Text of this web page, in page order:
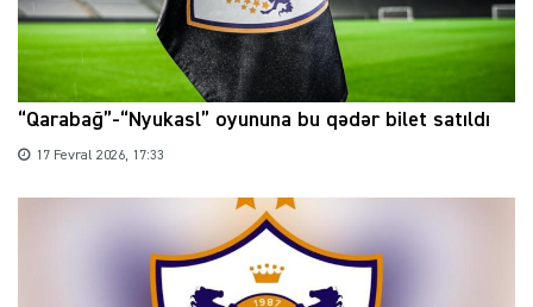
“Qarabağ”-“Nyukasl” oyununa bu qədər bilet satıldı
17 Fevral 2026, 17:33